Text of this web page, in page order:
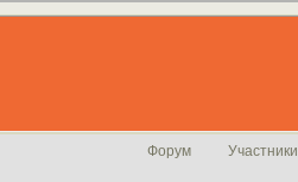
Форум Участники